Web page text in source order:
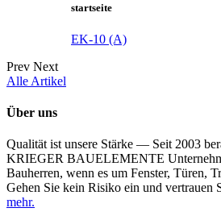
startseite
EK-10 (A)
Prev Next
Alle Artikel
Über uns
Qualität ist unsere Stärke — Seit 2003
KRIEGER BAUELEMENTE
Bauherren, wenn es um Fenster, Türen,
Gehen Sie kein Risiko ein und vertrauen
mehr.